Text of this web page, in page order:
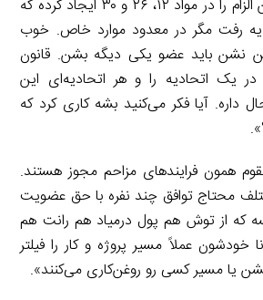
«قانون نظام صنفی این الزام را در مواد ۱۲، ۲۶ و ۳۰ ایجاد کرده که
رفت مگر در معدود موارد خاص. خوب
نشن باید عضو یکی دیگه بشن. قانون
در یک اتحادیه را و هر اتحادیه‌ای این
داره. آیا فکر می‌کنید بشه کاری کرد که
همون فرایندهای مزاحم مجوز هستند.
محتاج توافق چند نفره با حق عضویت
که از توش هم پول درمیاد هم رانت هم
خودشون عملاً مسیر پروژه و کار را فیلتر
یا مسیر کسی رو روغن‌کاری می‌کنند».